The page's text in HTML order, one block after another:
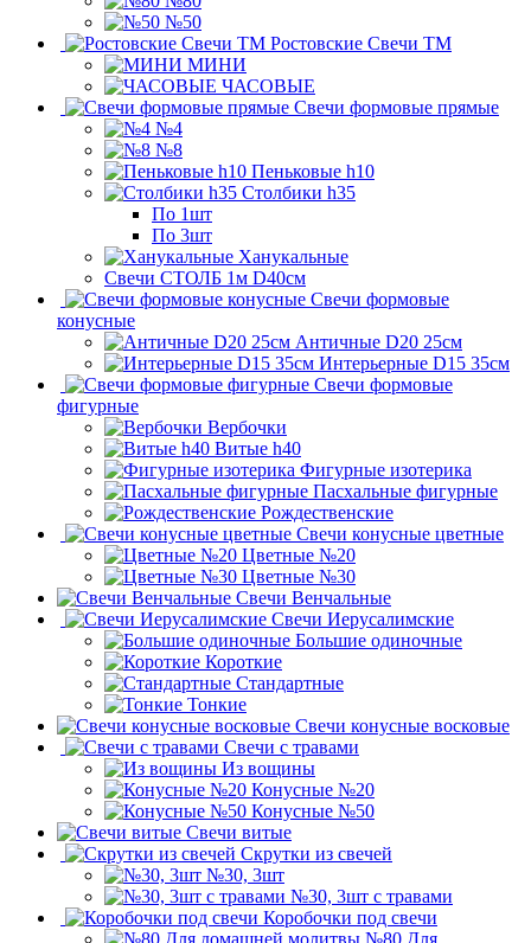
№50
Ростовские Свечи ТМ
МИНИ
ЧАСОВЫЕ
Свечи формовые прямые
№4
№8
Пеньковые h10
Столбики h35
По 1шт
По 3шт
Ханукальные
Свечи СТОЛБ 1м D40см
Свечи формовые
конусные
Античные D20 25см
Интерьерные D15 35см
Свечи формовые
фигурные
Вербочки
Витые h40
Фигурные изотерика
Пасхальные фигурные
Рождественские
Свечи конусные цветные
Цветные №20
Цветные №30
Свечи Венчальные
Свечи Иерусалимские
Большие одиночные
Короткие
Стандартные
Тонкие
Свечи конусные восковые
Свечи с травами
Из вощины
Конусные №20
Конусные №50
Свечи витые
Скрутки из свечей
№30, 3шт
№30, 3шт с травами
Коробочки под свечи
№80 Для